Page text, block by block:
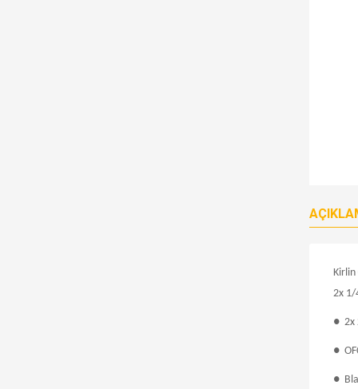
Kirlin
2x 1/
● 2x
●
●